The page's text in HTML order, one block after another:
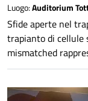
Luogo:Auditorium
Sfide aperte nel
trapianto di cellule
mismatched